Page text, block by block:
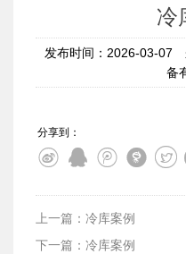
冷
发布时间：2026-03-07
备
分享到：
上一篇：冷库案例
下一篇：冷库案例